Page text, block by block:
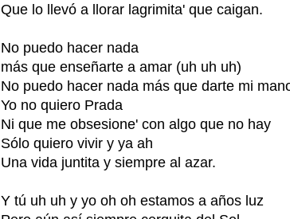
Que lo llevó a llorar lagrimita' que caigan.
No puedo hacer nada
más que enseñarte a amar (uh uh uh)
No puedo hacer nada más que darte mi
Yo no quiero Prada
Ni que me obsesione' con algo que no hay
Sólo quiero vivir y ya ah
Una vida juntita y siempre al azar.
Y tú uh uh y yo oh oh estamos a años luz